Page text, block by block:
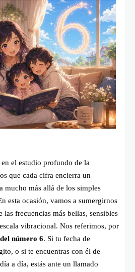
el estudio profundo de la
que cada cifra encierra un
mucho más allá de los simples
esta ocasión, vamos a sumergirnos
las frecuencias más bellas, sensibles
vibracional. Nos referimos, por
número 6. Si tu fecha de
o si te encuentras con él de
a día, estás ante un llamado